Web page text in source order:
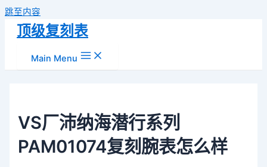
跳至内容
顶级复刻表
Main Menu
VS厂沛纳海潜行系列
PAM01074复刻腕表怎么样